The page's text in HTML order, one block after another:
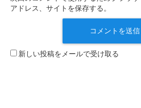
アドレス、サイトを保存する。
新しい投稿をメールで受け取る